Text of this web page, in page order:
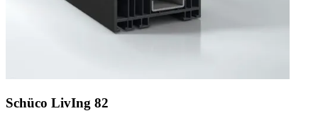
Schüco LivIng 82